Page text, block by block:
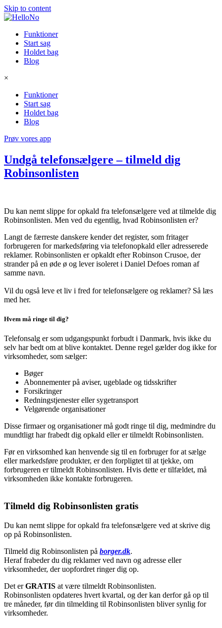
Skip to content
Funktioner
Start sag
Holdet bag
Blog
×
Funktioner
Start sag
Holdet bag
Blog
Prøv vores app
Undgå telefonsælgere – tilmeld dig
Robinsonlisten
Du kan nemt slippe for opkald fra telefonsælgere ved at tilmelde dig
Robinsonlisten. Men ved du egentlig, hvad Robinsonlisten er?
Langt de færreste danskere kender det register, som fritager
forbrugeren for markedsføring via telefonopkald eller adresserede
reklamer. Robinsonlisten er opkaldt efter Robinson Crusoe, der
strander på en øde ø og lever isoleret i Daniel Defoes roman af
samme navn.
Vil du også leve et liv i fred for telefonsælgere og reklamer? Så læs
med her.
Hvem må ringe til dig?
Telefonsalg er som udgangspunkt forbudt i Danmark, hvis ikke du
selv har bedt om at blive kontaktet. Denne regel gælder dog ikke for
virksomheder, som sælger:
Bøger
Abonnementer på aviser, ugeblade og tidsskrifter
Forsikringer
Redningstjenester eller sygetransport
Velgørende organisationer
Disse firmaer og organisationer må godt ringe til dig, medmindre du
mundtligt har frabedt dig opkald eller er tilmeldt Robinsonlisten.
Før en virksomhed kan henvende sig til en forbruger for at sælge
eller markedsføre produkter, er den forpligtet til at tjekke, om
forbrugeren er tilmeldt Robinsonlisten. Hvis dette er tilfældet, må
virksomheden ikke kontakte forbrugeren.
Tilmeld dig Robinsonlisten gratis
Du kan nemt slippe for opkald fra telefonsælgere ved at skrive dig
op på Robinsonlisten.
Tilmeld dig Robinsonlisten på borger.dk.
Heraf frabeder du dig reklamer ved navn og adresse eller
virksomheder, der uopfordret ringer dig op.
Det erGRATIS at være tilmeldt Robinsonlisten.
Robinsonlisten opdateres hvert kvartal, og der kan derfor gå op til
tre måneder, før din tilmelding til Robinsonlisten bliver synlig for
virksomheder.